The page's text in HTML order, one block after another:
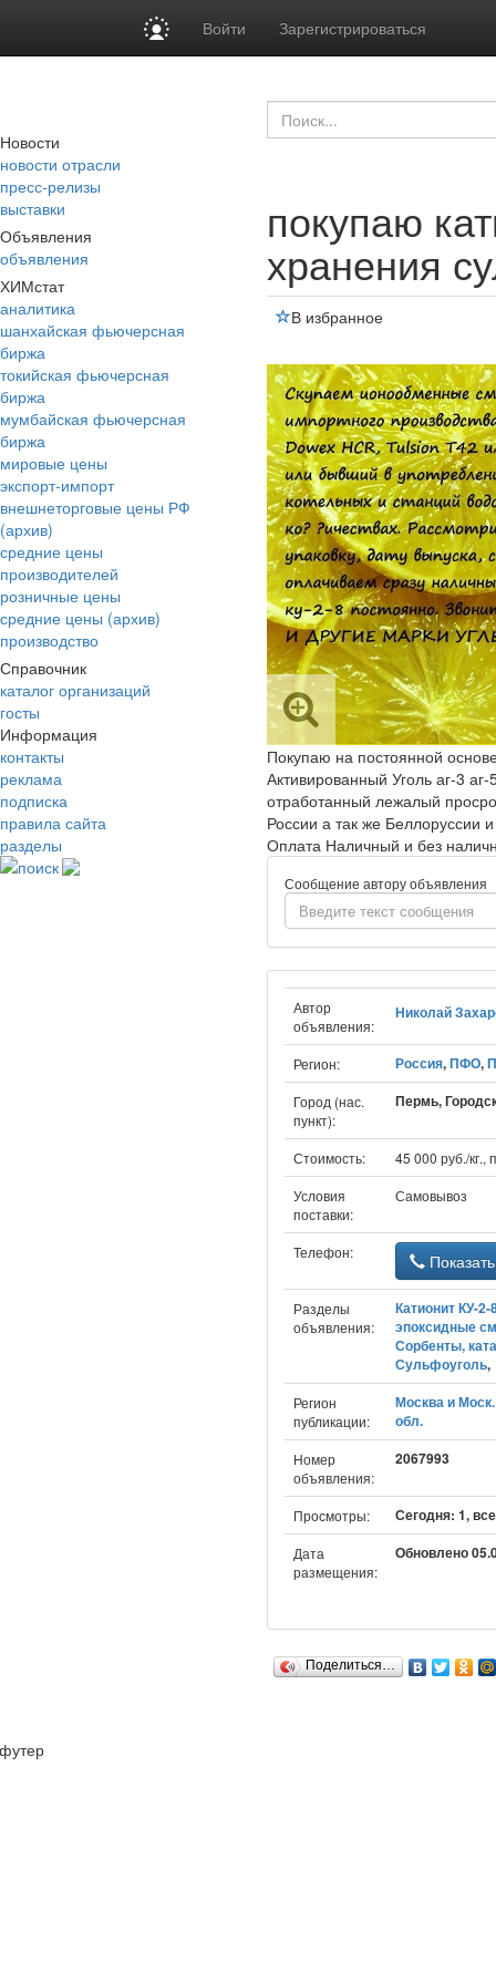
Войти Зарегистрироваться
Новости
новости отрасли
пресс-релизы
выставки
Объявления
объявления
ХИМстат
аналитика
шанхайская фьючерсная
биржа
токийская фьючерсная
биржа
мумбайская фьючерсная
биржа
мировые цены
экспорт-импорт
внешнеторговые цены РФ
(архив)
средние цены
производителей
розничные цены
средние цены (архив)
производство
Справочник
каталог организаций
госты
Информация
контакты
реклама
подписка
правила сайта
разделы
поиск
покупаю
хранения
В избранное
Покупаю на постоянной
Активированный Уголь аг-3
отработанный лежалый
России а так же Беллоруссии
Оплата Наличный и без
Сообщение автору объявления
Автор
объявления:
Николай
Регион: Россия,ПФО,
Город (нас.
пункт):
Пермь,
Стоимость:
45 000 руб./кг.,
Условия
поставки:
Самовывоз
Телефон:
Разделы
объявления:
Катионит КУ-2-
эпоксидные
Сорбенты,
Сульфоуголь,
Регион
публикации:
Москва и
обл.
Номер
объявления:
2067993
Просмотры: Сегодня: 1,
Дата
размещения:
Обновлено
Поделиться…
футер